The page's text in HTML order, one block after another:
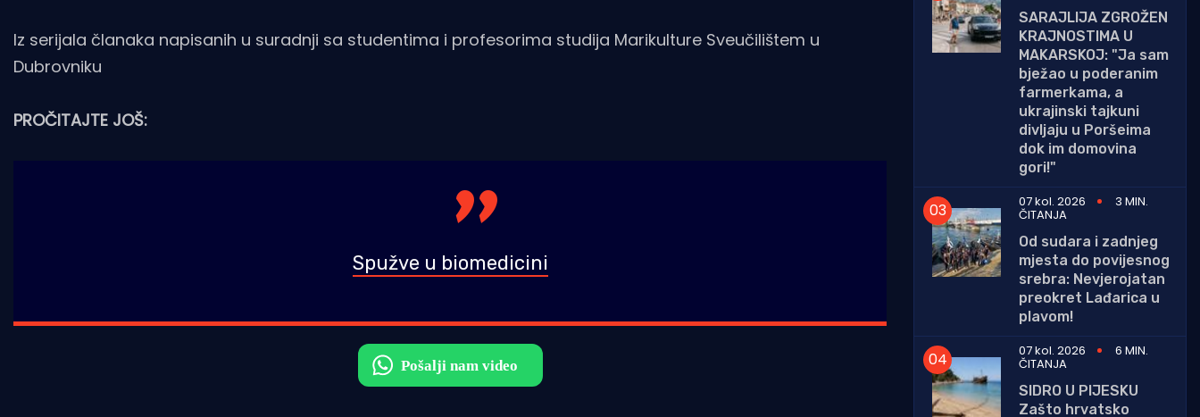
Iz serijala članaka napisanih u suradnji sa studentima i profesorima studija Marikulture Sveučilištem u
Dubrovniku
PROČITAJTE JOŠ:
Spužve u biomedicini
SARAJLIJA ZGROŽEN
KRAJNOSTIMA U
MAKARSKOJ: "Ja sam
bježao u poderanim
farmerkama, a
ukrajinski tajkuni
divljaju u Poršeima
dok im domovina
gori!"
07 kol. 2026
3 MIN.
ČITANJA
Od sudara i zadnjeg
mjesta do povijesnog
srebra: Nevjerojatan
preokret Lađarica u
plavom!
07 kol. 2026
6 MIN.
ČITANJA
SIDRO U PIJESKU
Zašto hrvatsko